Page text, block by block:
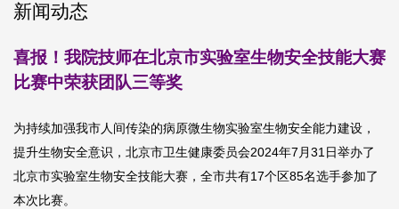
新闻动态
喜报！我院技师在北京市实验室生物安全技能大赛
比赛中荣获团队三等奖
为持续加强我市人间传染的病原微生物实验室生物安全能力建设，
提升生物安全意识，北京市卫生健康委员会2024年7月31日举办了
北京市实验室生物安全技能大赛，全市共有17个区85名选手参加了
本次比赛。